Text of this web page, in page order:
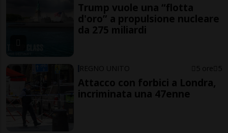
Trump vuole una “flotta
d'oro” a propulsione nucleare
da 275 miliardi
REGNO UNITO 5 ore 5
Attacco con forbici a Londra,
incriminata una 47enne